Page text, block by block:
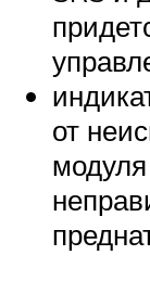
от
модуля